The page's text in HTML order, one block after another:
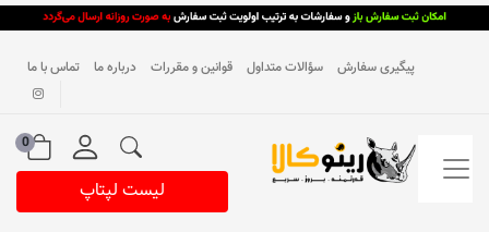
پیگیری سفارش سؤالات متداول قوانین و مقررات درباره ما تماس با ما
0
لیست لپتاپ